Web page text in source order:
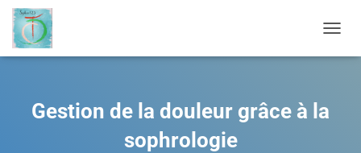
Gestion de la douleur grâce à la
sophrologie